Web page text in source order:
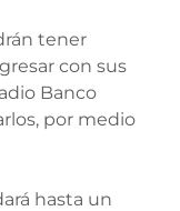
tener
con sus
Banco
por medio
hasta un